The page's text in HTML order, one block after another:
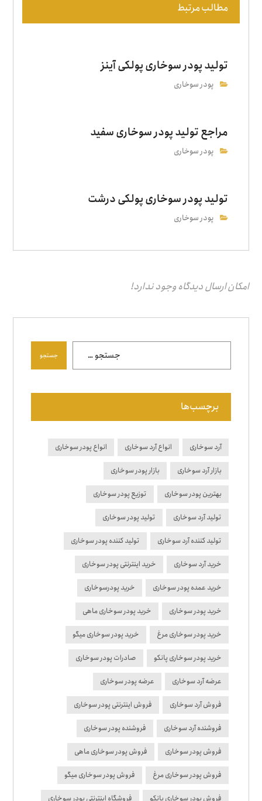
مطالب مرتبط
تولید پودر سوخاری پولکی آینز
پودر سوخاری
مراجع تولید پودر سوخاری سفید
پودر سوخاری
تولید پودر سوخاری پولکی درشت
پودر سوخاری
امکان ارسال دیدگاه وجود ندارد!
جستجو
برچسب‌ها
آرد سوخاری انواع آرد سوخاری انواع پودر سوخاری
بازار آرد سوخاری بازار پودر سوخاری
بهترین پودر سوخاری توزیع پودر سوخاری
تولید آرد سوخاری تولید پودر سوخاری
تولید کننده آرد سوخاری تولید کننده پودر سوخاری
خرید آرد سوخاری خرید اینترنتی پودر سوخاری
خرید عمده پودر سوخاری خرید پودرسوخاری
خرید پودر سوخاری خرید پودر سوخاری ماهی
خرید پودر سوخاری مرغ خرید پودر سوخاری میگو
خرید پودر سوخاری پانکو صادرات پودر سوخاری
عرضه آرد سوخاری عرضه پودر سوخاری
فروش آرد سوخاری فروش اینترنتی پودر سوخاری
فروشنده آرد سوخاری فروشنده پودر سوخاری
فروش پودر سوخاری فروش پودر سوخاری ماهی
فروش پودر سوخاری مرغ فروش پودر سوخاری میگو
فروش پودر سوخاری پانکو فروشگاه اینترنتی پودر سوخاری